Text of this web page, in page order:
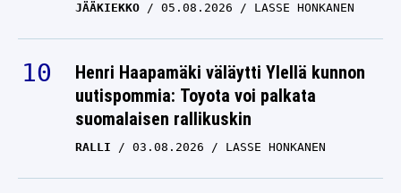
JÄÄKIEKKO 05.08.2026 LASSE HONKANEN
Henri Haapamäki väläytti Ylellä kunnon
uutispommia: Toyota voi palkata
suomalaisen rallikuskin
RALLI 03.08.2026 LASSE HONKANEN